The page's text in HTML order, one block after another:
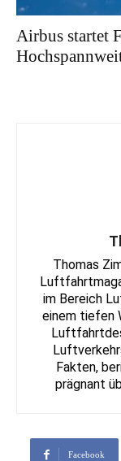
Airbus startet
Thomas
im Bereich
einem tiefen
Fakten,
prägnant
Facebook